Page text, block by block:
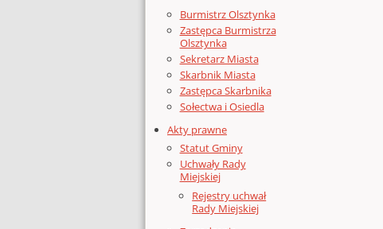
Burmistrz Olsztynka
Zastępca Burmistrza
Olsztynka
Sekretarz Miasta
Skarbnik Miasta
Zastępca Skarbnika
Sołectwa i Osiedla
Akty prawne
Statut Gminy
Uchwały Rady
Miejskiej
Rejestry uchwał
Rady Miejskiej